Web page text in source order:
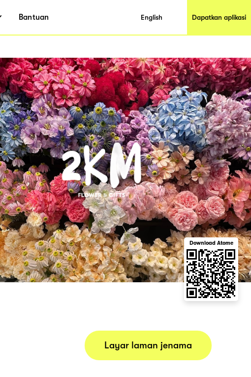
Bantuan English Dapatkan aplikasi
Download Atome
Layar laman jenama